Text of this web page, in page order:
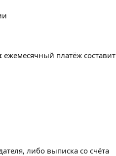
ежемесячный платёж составит
либо выписка со счёта